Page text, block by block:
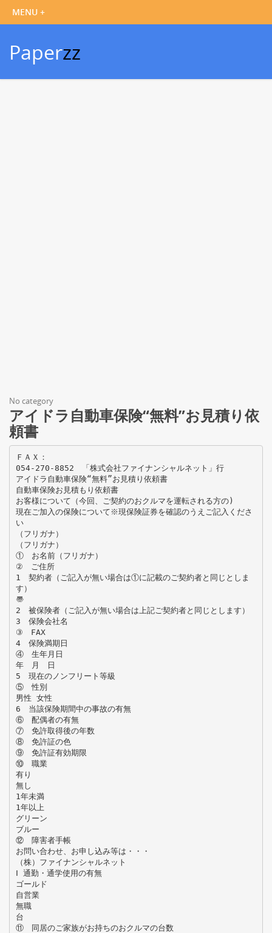
Paperzz
No category
アイドラ自動車保険“無料”お見積り依
頼書
ＦＡＸ：
054-270-8852 「株式会社ファイナンシャルネット」行
アイドラ自動車保険“無料”お見積り依頼書
自動車保険お見積もり依頼書
お客様について（今回、ご契約のおクルマを運転される方の)
現在ご加入の保険について※現保険証券を確認のうえご記入くださ
い
（フリガナ）
（フリガナ）
① お名前（フリガナ）
② ご住所
1 契約者（ご記入が無い場合は①に記載のご契約者と同じとしま
す）
〠
2 被保険者（ご記入が無い場合は上記ご契約者と同じとします）
3 保険会社名
③ FAX
4 保険満期日
④ 生年月日
年 月 日
5 現在のノンフリート等級
⑤ 性別
男性 女性
6 当該保険期間中の事故の有無
⑥ 配偶者の有無
⑦ 免許取得後の年数
⑧ 免許証の色
⑨ 免許証有効期限
⑩ 職業
有り
無し
1年未満
1年以上
グリーン
ブルー
⑫ 障害者手帳
お問い合わせ、お申し込み等は・・・
（株）ファイナンシャルネット
Ⅰ 通勤・通学使用の有無
ゴールド
自営業
無職
台
⑪ 同居のご家族がお持ちのおクルマの台数